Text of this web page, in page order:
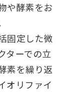
や酵素をお
固定した微
ターでの立
素を繰り返
オリファイ